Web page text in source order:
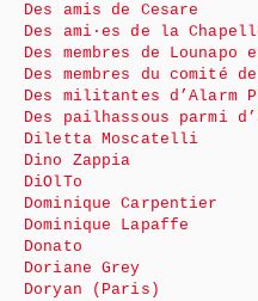
Des amis de Cesare
Des ami·es de la
Des membres de
Des membres du comité
Des militantes d’Alarm
Des pailhassous parmi
Diletta Moscatelli
Dino Zappia
DiOlTo
Dominique Carpentier
Dominique Lapaffe
Donato
Doriane Grey
Doryan (Paris)